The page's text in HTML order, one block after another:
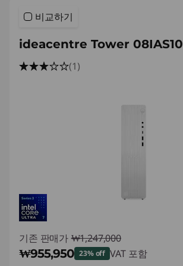
비교하기
ideacentre Tower 08IAS10
(1)
기존 판매가 ₩1,247,000
₩955,950 23% off VAT 포함